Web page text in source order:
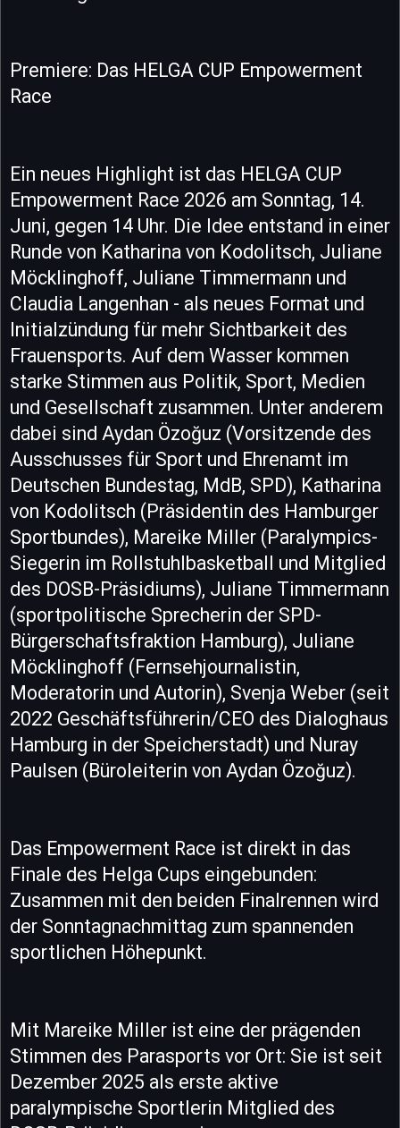
Premiere: Das HELGA CUP Empowerment
Race
Ein neues Highlight ist das HELGA CUP
Empowerment Race 2026 am Sonntag, 14.
Juni, gegen 14 Uhr. Die Idee entstand in einer
Runde von Katharina von Kodolitsch, Juliane
Möcklinghoff, Juliane Timmermann und
Claudia Langenhan - als neues Format und
Initialzündung für mehr Sichtbarkeit des
Frauensports. Auf dem Wasser kommen
starke Stimmen aus Politik, Sport, Medien
und Gesellschaft zusammen. Unter anderem
dabei sind Aydan Özoğuz (Vorsitzende des
Ausschusses für Sport und Ehrenamt im
Deutschen Bundestag, MdB, SPD), Katharina
von Kodolitsch (Präsidentin des Hamburger
Sportbundes), Mareike Miller (Paralympics-
Siegerin im Rollstuhlbasketball und Mitglied
des DOSB-Präsidiums), Juliane Timmermann
(sportpolitische Sprecherin der SPD-
Bürgerschaftsfraktion Hamburg), Juliane
Möcklinghoff (Fernsehjournalistin,
Moderatorin und Autorin), Svenja Weber (seit
2022 Geschäftsführerin/CEO des Dialoghaus
Hamburg in der Speicherstadt) und Nuray
Paulsen (Büroleiterin von Aydan Özoğuz).
Das Empowerment Race ist direkt in das
Finale des Helga Cups eingebunden:
Zusammen mit den beiden Finalrennen wird
der Sonntagnachmittag zum spannenden
sportlichen Höhepunkt.
Mit Mareike Miller ist eine der prägenden
Stimmen des Parasports vor Ort: Sie ist seit
Dezember 2025 als erste aktive
paralympische Sportlerin Mitglied des